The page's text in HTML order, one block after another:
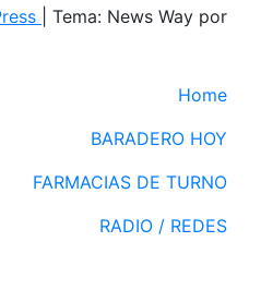
Tema: News Way por
Home
BARADERO HOY
FARMACIAS DE TURNO
RADIO / REDES